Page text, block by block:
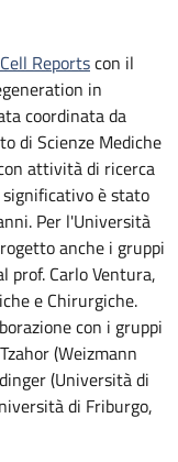
Reportscon il
in
coordinata da
di Scienze Mediche
attività di ricerca
significativo è stato
Per l'Università
anche i gruppi
prof. Carlo Ventura,
e Chirurgiche.
con i gruppi
(Weizmann
(Università di
di Friburgo,